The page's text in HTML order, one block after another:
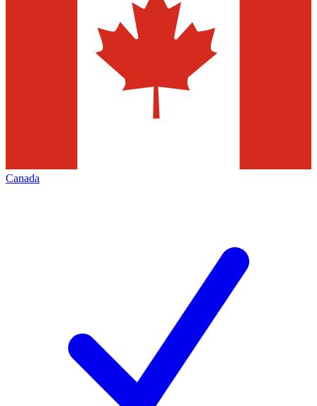
Canada